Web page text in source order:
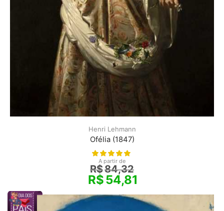
Henri Lehmann
Ofélia (1847)
A partir de
R$84,32
R$54,81